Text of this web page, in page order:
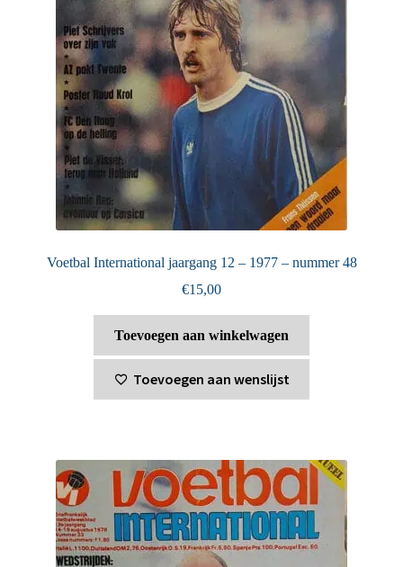
Voetbal International jaargang 12 – 1977 – nummer 48
€15,00
Toevoegen aan winkelwagen
Toevoegen aan wenslijst